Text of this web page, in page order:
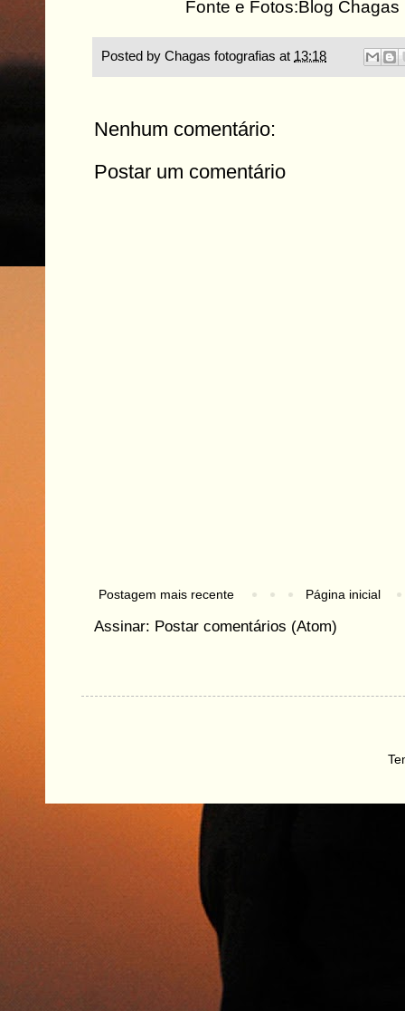
Fonte e Fotos:Blog Chagas
Posted by Chagas fotografias at 13:18
Nenhum comentário:
Postar um comentário
Postagem mais recente Página inicial
Assinar: Postar comentários (Atom)